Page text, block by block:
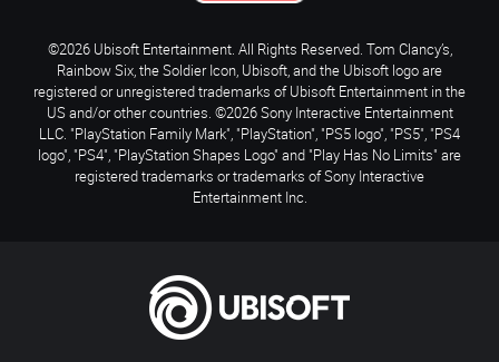
©2026 Ubisoft Entertainment. All Rights Reserved. Tom Clancy’s,
Rainbow Six, the Soldier Icon, Ubisoft, and the Ubisoft logo are
registered or unregistered trademarks of Ubisoft Entertainment in the
US and/or other countries. ©2026 Sony Interactive Entertainment
LLC. "PlayStation Family Mark", "PlayStation", "PS5 logo", "PS5", "PS4
logo", "PS4", "PlayStation Shapes Logo" and "Play Has No Limits" are
registered trademarks or trademarks of Sony Interactive
Entertainment Inc.